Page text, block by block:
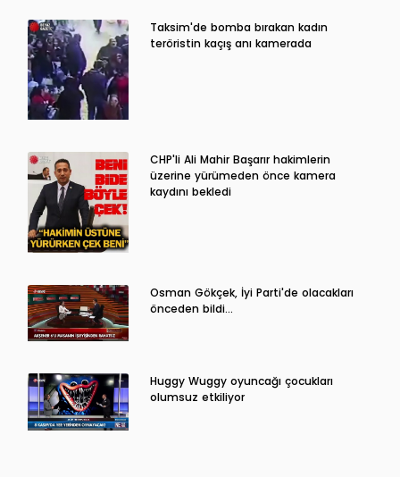
Taksim'de bomba bırakan kadın
teröristin kaçış anı kamerada
CHP'li Ali Mahir Başarır hakimlerin
üzerine yürümeden önce kamera
kaydını bekledi
Osman Gökçek, İyi Parti'de olacakları
önceden bildi...
Huggy Wuggy oyuncağı çocukları
olumsuz etkiliyor